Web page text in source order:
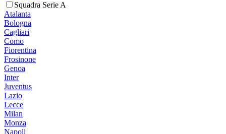
Squadra Serie A
Atalanta
Bologna
Cagliari
Como
Fiorentina
Frosinone
Genoa
Inter
Juventus
Lazio
Lecce
Milan
Monza
Napoli